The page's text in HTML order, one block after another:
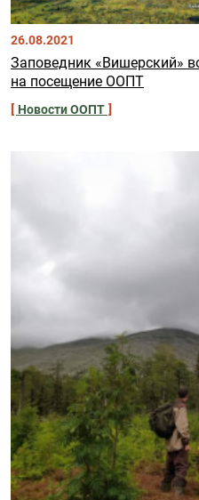
26.08.2021
Заповедник «Вишерский»
на посещение ООПТ
Новости ООПТ